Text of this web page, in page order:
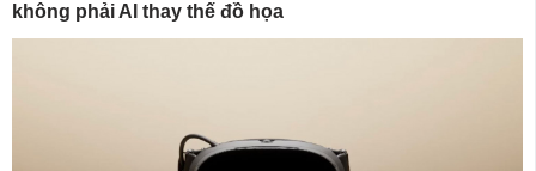
không phải AI thay thế đồ họa